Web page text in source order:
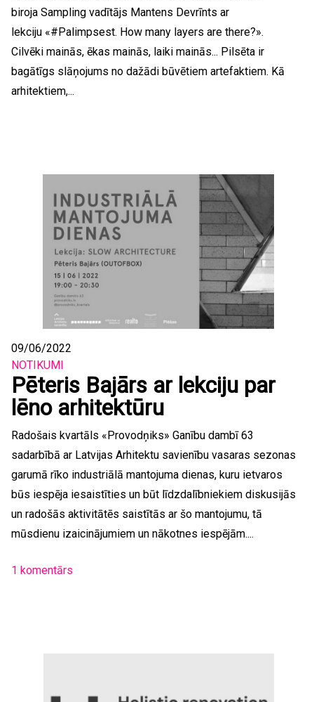
biroja Sampling vadītājs Mantens Devrīnts ar
lekciju «#Palimpsest. How many layers are there?».
Cilvēki mainās, ēkas mainās, laiki mainās... Pilsēta ir
bagātīgs slāņojums no dažādi būvētiem artefaktiem. Kā
arhitektiem,...
09/06/2022
NOTIKUMI
Pēteris Bajārs ar lekciju par
lēno arhitektūru
Radošais kvartāls «Provodņiks» Ganību dambī 63
sadarbībā ar Latvijas Arhitektu savienību vasaras sezonas
garumā rīko industriālā mantojuma dienas, kuru ietvaros
būs iespēja iesaistīties un būt līdzdalībniekiem diskusijās
un radošās aktivitātēs saistītās ar šo mantojumu, tā
mūsdienu izaicinājumiem un nākotnes iespējām....
1 komentārs